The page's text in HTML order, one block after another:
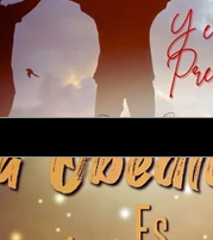
DEL PROFETA AMOS
ADORACION PARA
1 , 2 Y 3JUAN